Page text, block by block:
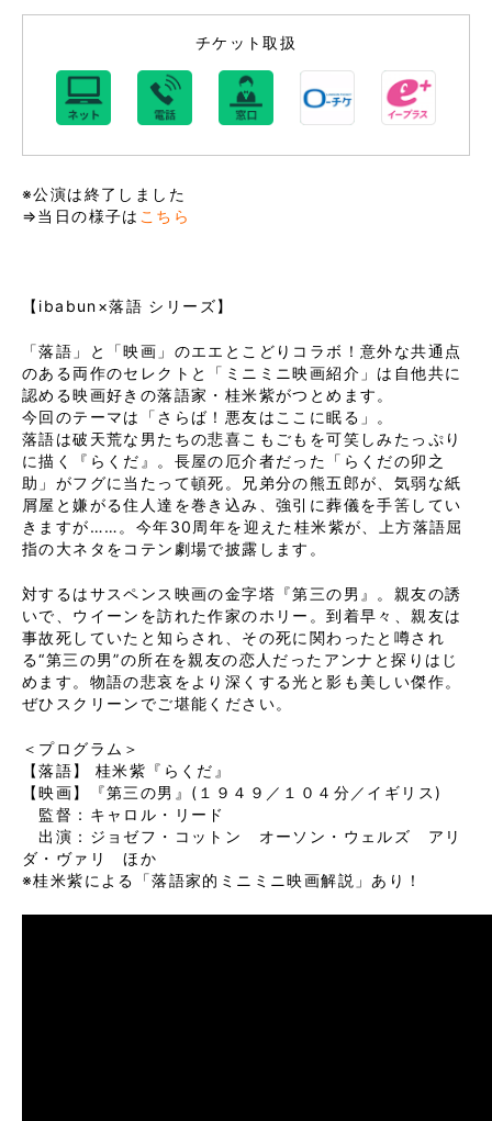
チケット取扱
※公演は終了しました
⇒当日の様子は こちら
【ibabun×落語 シリーズ】
「落語」と「映画」のエエとこどりコラボ！意外な共通点
のある両作のセレクトと「ミニミニ映画紹介」は自他共に
認める映画好きの落語家・桂米紫がつとめます。
今回のテーマは「さらば！悪友はここに眠る」。
落語は破天荒な男たちの悲喜こもごもを可笑しみたっぷり
に描く『らくだ』。長屋の厄介者だった「らくだの卯之
助」がフグに当たって頓死。兄弟分の熊五郎が、気弱な紙
屑屋と嫌がる住人達を巻き込み、強引に葬儀を手筈してい
きますが……。今年30周年を迎えた桂米紫が、上方落語屈
指の大ネタをコテン劇場で披露します。
対するはサスペンス映画の金字塔『第三の男』。親友の誘
いで、ウイーンを訪れた作家のホリー。到着早々、親友は
事故死していたと知らされ、その死に関わったと噂され
る“第三の男”の所在を親友の恋人だったアンナと探りはじ
めます。物語の悲哀をより深くする光と影も美しい傑作。
ぜひスクリーンでご堪能ください。
＜プログラム＞
【落語】 桂米紫『らくだ』
【映画】『第三の男』(１９４９／１０４分／イギリス)
監督：キャロル・リード
出演：ジョゼフ・コットン オーソン・ウェルズ アリ
ダ・ヴァリ ほか
※桂米紫による「落語家的ミニミニ映画解説」あり！